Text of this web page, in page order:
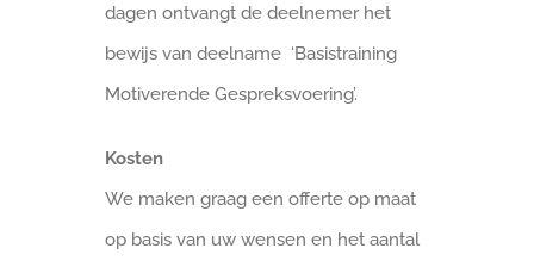
dagen ontvangt de deelnemer het
bewijs van deelname ‘Basistraining
Motiverende Gespreksvoering’.
Kosten
We maken graag een offerte op maat
op basis van uw wensen en het aantal